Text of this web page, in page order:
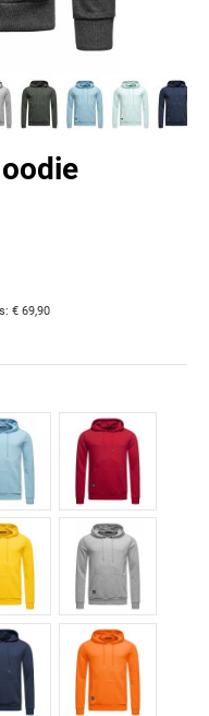
: € 69,90
Bordeaux
Grau